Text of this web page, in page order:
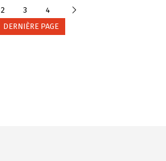
2 3 4
DERNIÈRE PAGE